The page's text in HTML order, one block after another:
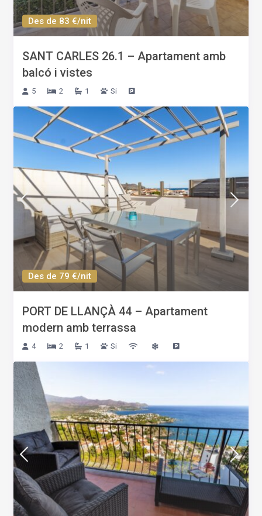
Des de 83 €/nit
SANT CARLES 26.1 – Apartament amb
balcó i vistes
5 2 1 Si
Des de 79 €/nit
PORT DE LLANÇÀ 44 – Apartament
modern amb terrassa
4 2 1 Si